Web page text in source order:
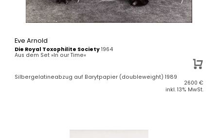
Eve Arnold
Die Royal Toxophilite Society 1964
Aus dem Set »In our Time«
Silbergelatineabzug auf Barytpapier (doubleweight) 1989
2600 €
inkl. 13% MwSt.